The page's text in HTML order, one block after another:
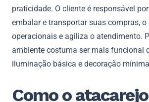
praticidade. O cliente é responsável
embalar e transportar suas compras,
operacionais e agiliza o atendimento.
ambiente costuma ser mais funcional
iluminação básica e decoração
Como o